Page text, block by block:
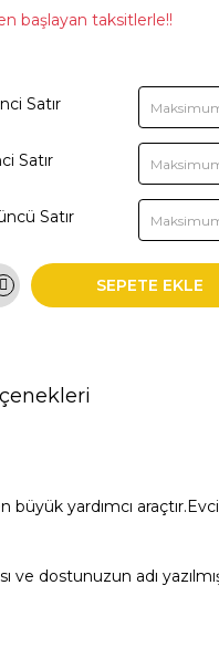
başlayan taksitlerle!!
Satır
Satır
Satır
SEPETE EKLE
yardımcı
dostunuzun adı